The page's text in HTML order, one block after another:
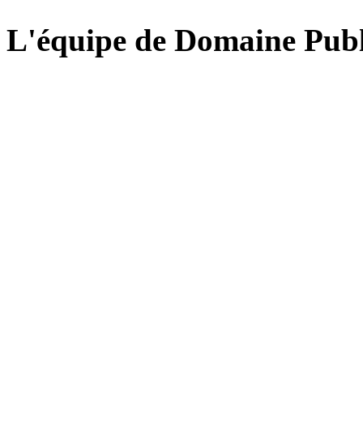
L'équipe de Domaine